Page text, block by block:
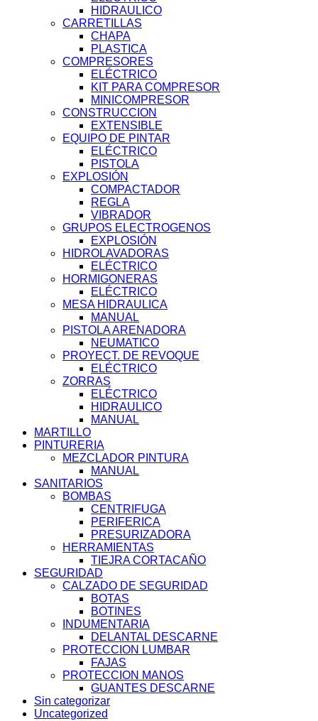
HIDRAULICO
CARRETILLAS
CHAPA
PLASTICA
COMPRESORES
ELÉCTRICO
KIT PARA COMPRESOR
MINICOMPRESOR
CONSTRUCCION
EXTENSIBLE
EQUIPO DE PINTAR
ELÉCTRICO
PISTOLA
EXPLOSIÓN
COMPACTADOR
REGLA
VIBRADOR
GRUPOS ELECTROGENOS
EXPLOSIÓN
HIDROLAVADORAS
ELÉCTRICO
HORMIGONERAS
ELÉCTRICO
MESA HIDRAULICA
MANUAL
PISTOLA ARENADORA
NEUMATICO
PROYECT. DE REVOQUE
ELÉCTRICO
ZORRAS
ELÉCTRICO
HIDRAULICO
MANUAL
MARTILLO
PINTURERIA
MEZCLADOR PINTURA
MANUAL
SANITARIOS
BOMBAS
CENTRIFUGA
PERIFERICA
PRESURIZADORA
HERRAMIENTAS
TIEJRA CORTACAÑO
SEGURIDAD
CALZADO DE SEGURIDAD
BOTAS
BOTINES
INDUMENTARIA
DELANTAL DESCARNE
PROTECCION LUMBAR
FAJAS
PROTECCION MANOS
GUANTES DESCARNE
Sin categorizar
Uncategorized